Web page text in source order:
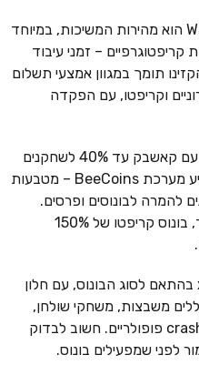
אחד היתרונות הבולטים של Wazbee הוא מהירות המשיכות, במיוחד
– זמני עיבוד
עד 34 שעות. הקזינו תומך במגוון אמצעי תשלום
וקריפטו, עם הפקדה
Wazbee מציע תוכנית VIP מקיפה עם קאשבק עד 40% לשחקנים
ברמות הגבוהות. בנוסף, הקזינו מציע מערכת BeeCoins – מטבעות
להמרה לבונוסים ופרסים.
לשחקנים קבועים יש גם בונוסי רילוד, בונוס קריפטו של 150%
דרישת ההימור עומדת על x30-40 בהתאם לסוג הבונוס, עם חלון
כוללים משבצות, משחקי שולחן,
קזינו לייב, משחקי ג'קפוט ומשחקי crash פופולריים. חשוב לבדוק
לפני שמפעילים בונוס.